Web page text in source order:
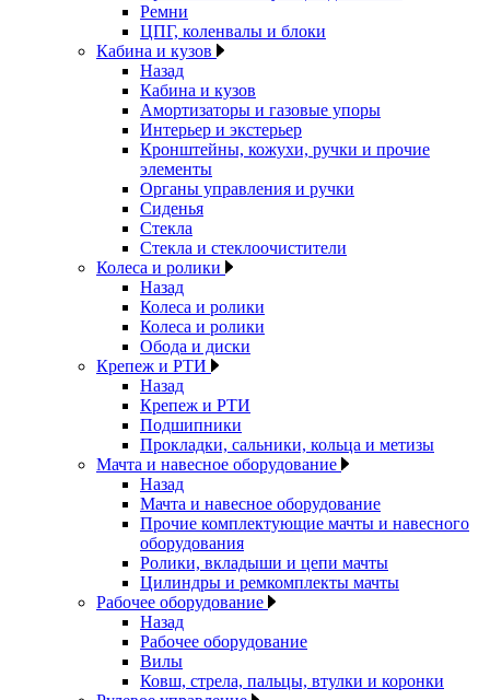
Ремни
ЦПГ, коленвалы и блоки
Кабина и кузов
Назад
Кабина и кузов
Амортизаторы и газовые упоры
Интерьер и экстерьер
Кронштейны, кожухи, ручки и прочие
элементы
Органы управления и ручки
Сиденья
Стекла
Стекла и стеклоочистители
Колеса и ролики
Назад
Колеса и ролики
Колеса и ролики
Обода и диски
Крепеж и РТИ
Назад
Крепеж и РТИ
Подшипники
Прокладки, сальники, кольца и метизы
Мачта и навесное оборудование
Назад
Мачта и навесное оборудование
Прочие комплектующие мачты и навесного
оборудования
Ролики, вкладыши и цепи мачты
Цилиндры и ремкомплекты мачты
Рабочее оборудование
Назад
Рабочее оборудование
Вилы
Ковш, стрела, пальцы, втулки и коронки